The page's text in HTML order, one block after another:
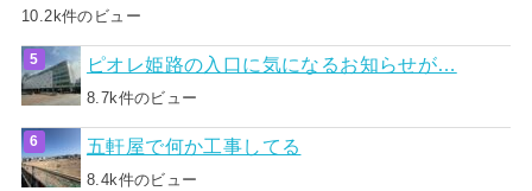
10.2k件のビュー
ピオレ姫路の入口に気になるお知らせが…
8.7k件のビュー
五軒屋で何か工事してる
8.4k件のビュー